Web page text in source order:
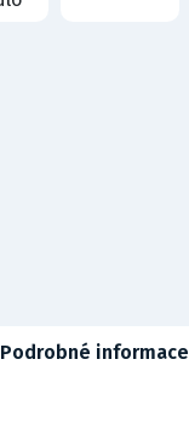
Podrobné informace